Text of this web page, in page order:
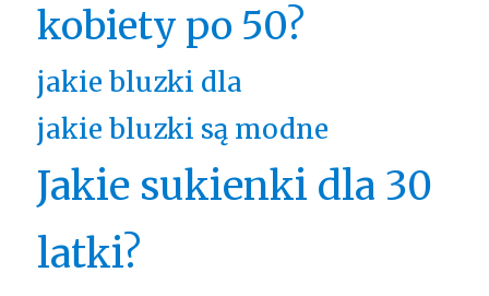
kobiety po 50?
jakie bluzki dla
jakie bluzki są modne
Jakie sukienki dla 30
latki?